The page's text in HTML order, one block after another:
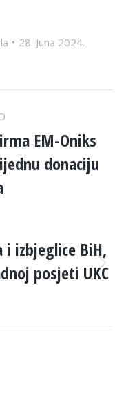
28. Juna 2024.
EM-Oniks
donaciju
izbjeglice BiH,
posjeti UKC